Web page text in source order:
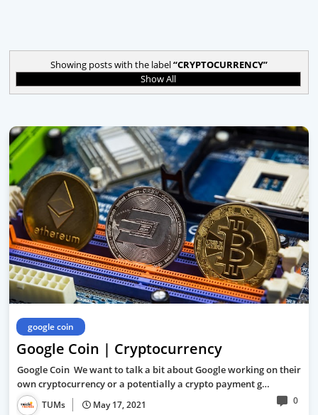
Showing posts with the label CRYPTOCURRENCY
Show All
google coin
Google Coin | Cryptocurrency
Google Coin We want to talk a bit about Google working on their
own cryptocurrency or a potentially a crypto payment g…
TUMs May 17, 2021 0